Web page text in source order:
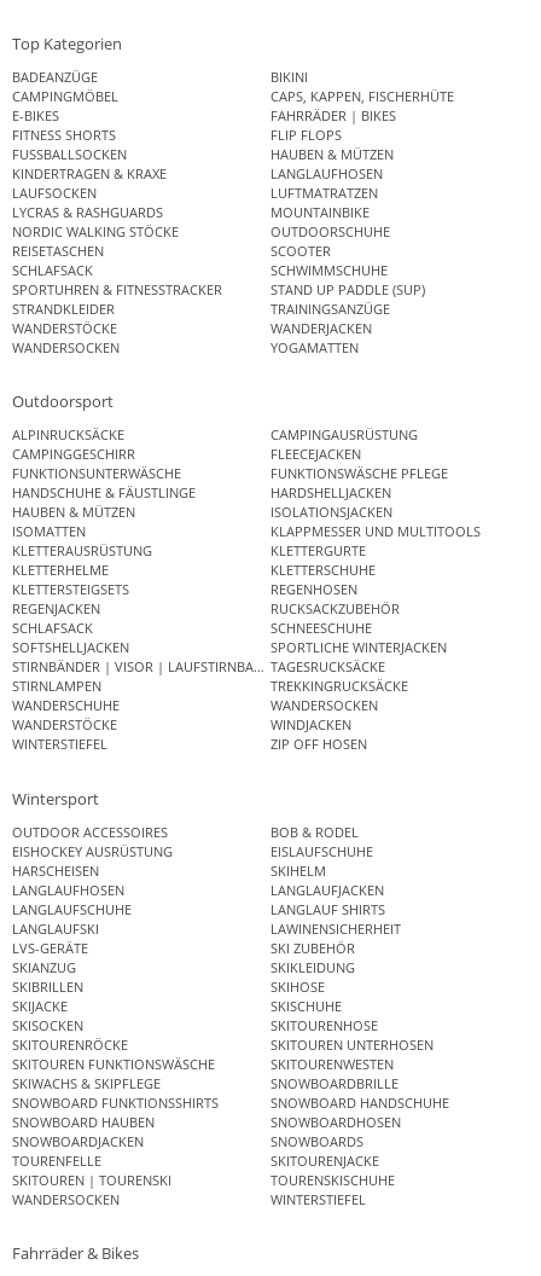
Top Kategorien
BADEANZÜGE
BIKINI
CAMPINGMÖBEL
CAPS, KAPPEN, FISCHERHÜTE
E-BIKES
FAHRRÄDER | BIKES
FITNESS SHORTS
FLIP FLOPS
FUSSBALLSOCKEN
HAUBEN & MÜTZEN
KINDERTRAGEN & KRAXE
LANGLAUFHOSEN
LAUFSOCKEN
LUFTMATRATZEN
LYCRAS & RASHGUARDS
MOUNTAINBIKE
NORDIC WALKING STÖCKE
OUTDOORSCHUHE
REISETASCHEN
SCOOTER
SCHLAFSACK
SCHWIMMSCHUHE
SPORTUHREN & FITNESSTRACKER
STAND UP PADDLE (SUP)
STRANDKLEIDER
TRAININGSANZÜGE
WANDERSTÖCKE
WANDERJACKEN
WANDERSOCKEN
YOGAMATTEN
Outdoorsport
ALPINRUCKSÄCKE
CAMPINGAUSRÜSTUNG
CAMPINGGESCHIRR
FLEECEJACKEN
FUNKTIONSUNTERWÄSCHE
FUNKTIONSWÄSCHE PFLEGE
HANDSCHUHE & FÄUSTLINGE
HARDSHELLJACKEN
HAUBEN & MÜTZEN
ISOLATIONSJACKEN
ISOMATTEN
KLAPPMESSER UND MULTITOOLS
KLETTERAUSRÜSTUNG
KLETTERGURTE
KLETTERHELME
KLETTERSCHUHE
KLETTERSTEIGSETS
REGENHOSEN
REGENJACKEN
RUCKSACKZUBEHÖR
SCHLAFSACK
SCHNEESCHUHE
SOFTSHELLJACKEN
SPORTLICHE WINTERJACKEN
STIRNBÄNDER | VISOR | LAUFSTIRNBANDTAGESRUCKSÄCKE
STIRNLAMPEN
TREKKINGRUCKSÄCKE
WANDERSCHUHE
WANDERSOCKEN
WANDERSTÖCKE
WINDJACKEN
WINTERSTIEFEL
ZIP OFF HOSEN
Wintersport
OUTDOOR ACCESSOIRES
BOB & RODEL
EISHOCKEY AUSRÜSTUNG
EISLAUFSCHUHE
HARSCHEISEN
SKIHELM
LANGLAUFHOSEN
LANGLAUFJACKEN
LANGLAUFSCHUHE
LANGLAUF SHIRTS
LANGLAUFSKI
LAWINENSICHERHEIT
LVS-GERÄTE
SKI ZUBEHÖR
SKIANZUG
SKIKLEIDUNG
SKIBRILLEN
SKIHOSE
SKIJACKE
SKISCHUHE
SKISOCKEN
SKITOURENHOSE
SKITOURENRÖCKE
SKITOUREN UNTERHOSEN
SKITOUREN FUNKTIONSWÄSCHE
SKITOURENWESTEN
SKIWACHS & SKIPFLEGE
SNOWBOARDBRILLE
SNOWBOARD FUNKTIONSSHIRTS
SNOWBOARD HANDSCHUHE
SNOWBOARD HAUBEN
SNOWBOARDHOSEN
SNOWBOARDJACKEN
SNOWBOARDS
TOURENFELLE
SKITOURENJACKE
SKITOUREN | TOURENSKI
TOURENSKISCHUHE
WANDERSOCKEN
WINTERSTIEFEL
Fahrräder & Bikes